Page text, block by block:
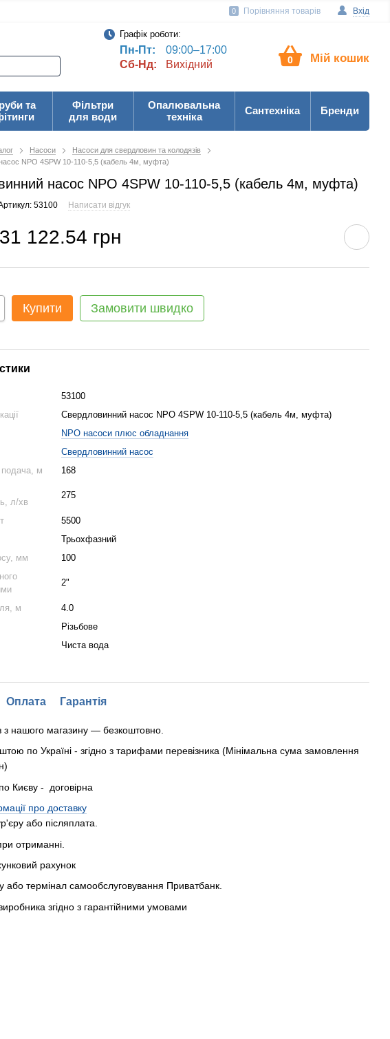
Вхід
0 Порівняння товарів
Графік роботи:
Пн-Пт:
09:00–17:00
Сб-Нд:
Вихідний 0 Мій кошик
та
Фільтри
для води
Опалювальна
техніка
Сантехніка Бренди
Насоси
Насоси для свердловин та колодязів
NPO 4SPW 10-110-5,5 (кабель 4м, муфта)
насос NPO 4SPW 10-110-5,5 (кабель 4м, муфта)
53100 Написати відгук
122.54 грн
Купити Замовити швидко
53100
Свердловинний насос NPO 4SPW 10-110-5,5 (кабель 4м, муфта)
NPO насоси плюс обладнання
Свердловинний насос
м
168
л/хв
275
5500
Трьохфазний
мм
100
2"
м
4.0
Різьбове
Чиста вода
Оплата Гарантія
з нашого магазину — безкоштовно.
по Україні - згідно з тарифами перевізника (Мінімальна сума замовлення
Києву - договірна
про доставку
або післяплата.
отриманні.
рахунок
або термінал самообслуговування Приватбанк.
згідно з гарантійними умовами